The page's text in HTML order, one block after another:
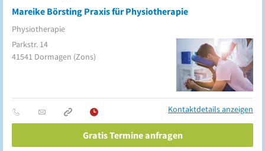
Mareike Börsting Praxis für Physiotherapie
Physiotherapie
Parkstr. 14
41541 Dormagen (Zons)
Kontaktdetails anzeigen
Gratis Termine anfragen